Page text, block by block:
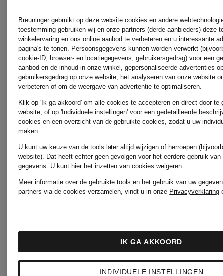
LUISA
CERANO
LUNATICA
MILANO
MARC
MARC
ROBERT
SoSUE
Max
Breuninger gebruikt op deze website cookies en andere
toestemming gebruiken wij en onze partners (derde aanbieders) deze
winkelervaring en ons online aanbod te verbeteren en u interessante
pagina's te tonen. Persoonsgegevens kunnen worden verwerkt
cookie-ID, browser- en locatiegegevens, gebruikersgedrag) voor een
aanbod en de inhoud in onze winkel, gepersonaliseerde advertenties
gebruikersgedrag op onze website, het analyseren van onze website
verbeteren of om de weergave van advertentie te optimaliseren.
Klik op 'Ik ga akkoord' om alle cookies te accepteren en direct door te
website; of op 'Individuele instellingen' voor een gedetailleerde
cookies en een overzicht van de gebruikte cookies, zodat u uw
maken.
U kunt uw keuze van de tools later altijd wijzigen of herroepen
website). Dat heeft echter geen gevolgen voor het eerdere gebruik van
gegevens. U kunt hierhet inzetten van cookies weigeren.
Meer informatie over de gebruikte tools en het gebruik van uw
partners via de cookies verzamelen, vindt u in onze Privacyverklaring
INDIVIDUELE INSTELLINGEN
IK GA AKKOORD